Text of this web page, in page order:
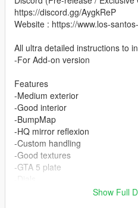
https://discord.gg/AygkReP
Website : https://www.los-
All ultra detailed instructions to
-For Add-on version
Features
-Medium exterior
-Good interior
-BumpMap
-HQ mirror reflexion
-Custom handling
-Good textures
-GTA 5 plate
Show Full